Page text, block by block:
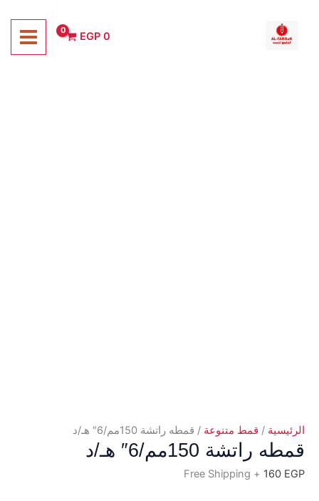
المحتوى
0
EGP
الرئيسية / قمط متنوعة / قمطه راتشة 150مم/6″ هـ/د
قمطه راتشة 150مم/6″ هـ/د
160 EGP
+ Free Shipping